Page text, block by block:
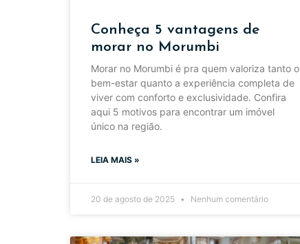
Conheça 5 vantagens de
morar no Morumbi
Morar no Morumbi é pra quem valoriza tanto o
bem-estar quanto a experiência completa de
viver com conforto e exclusividade. Confira
aqui 5 motivos para encontrar um imóvel
único na região.
LEIA MAIS »
20 de agosto de 2025 Nenhum comentário